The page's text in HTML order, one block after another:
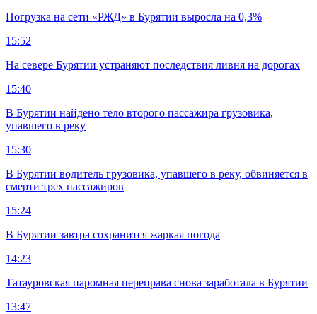
Погрузка на сети «РЖД» в Бурятии выросла на 0,3%
15:52
На севере Бурятии устраняют последствия ливня на дорогах
15:40
В Бурятии найдено тело второго пассажира грузовика,
упавшего в реку
15:30
В Бурятии водитель грузовика, упавшего в реку, обвиняется в
смерти трех пассажиров
15:24
В Бурятии завтра сохранится жаркая погода
14:23
Татауровская паромная переправа снова заработала в Бурятии
13:47